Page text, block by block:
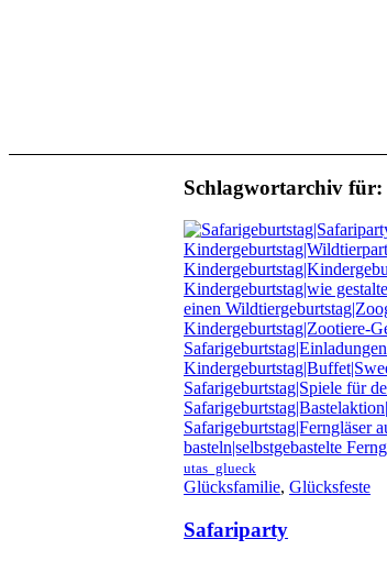
Schlagwortarchiv für:
utas_glueck
Glücksfamilie, Glücksfeste
Safariparty